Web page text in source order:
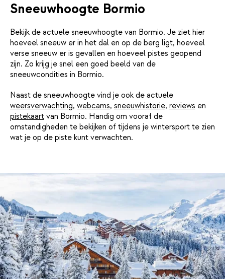
Sneeuwhoogte Bormio
Bekijk de actuele sneeuwhoogte van Bormio. Je ziet hier
hoeveel sneeuw er in het dal en op de berg ligt, hoeveel
verse sneeuw er is gevallen en hoeveel pistes geopend
zijn. Zo krijg je snel een goed beeld van de
sneeuwcondities in Bormio.
Naast de sneeuwhoogte vind je ook de actuele
weersverwachting, webcams, sneeuwhistorie, reviews en
pistekaart van Bormio. Handig om vooraf de
omstandigheden te bekijken of tijdens je wintersport te zien
wat je op de piste kunt verwachten.